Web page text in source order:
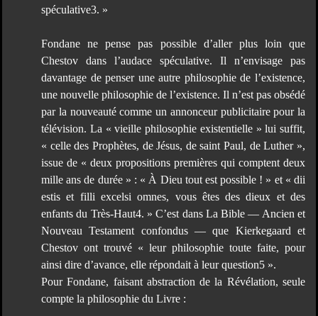
spéculative3. »
Fondane ne pense pas possible d’aller plus loin que
Chestov dans l’audace spéculative. Il n’envisage pas
davantage de penser une autre philosophie de l’existence,
une nouvelle philosophie de l’existence. Il n’est pas obsédé
par la nouveauté comme un annonceur publicitaire pour la
télévision. La « vieille philosophie existentielle » lui suffit,
« celle des Prophètes, de Jésus, de saint Paul, de Luther »,
issue de « deux propositions premières qui comptent deux
mille ans de durée » : « À Dieu tout est possible ! » et « dii
estis et filli excelsi omnes, vous êtes des dieux et des
enfants du Très-Haut4. » C’est dans La Bible — Ancien et
Nouveau Testament confondus — que Kierkegaard et
Chestov ont trouvé « leur philosophie toute faite, pour
ainsi dire d’avance, elle répondait à leur question5 ».
Pour Fondane, faisant abstraction de la Révélation, seule
compte la philosophie du Livre :